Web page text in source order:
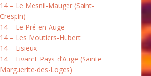
14 – Le Mesnil-Mauger (Saint-
Crespin)
14 – Le Pré-en-Auge
14 – Les Moutiers-Hubert
14 – Lisieux
14 – Livarot-Pays-d’Auge (Sainte-
Marguerite-des-Loges)